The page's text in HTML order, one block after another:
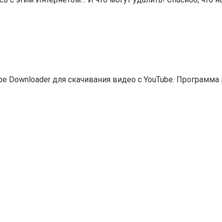
Downloader для скачивания видео с YouTube.